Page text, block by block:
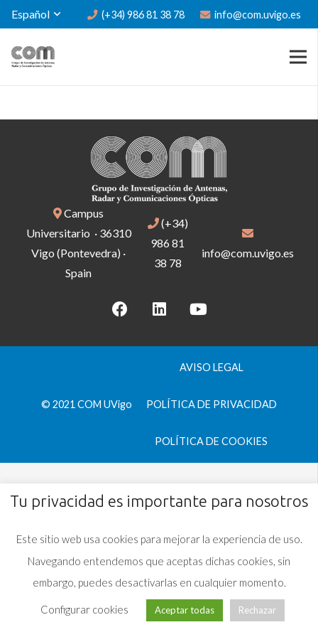
Español (+34) 986 81 38 78 info@com.uvigo.es
Campus
Universitario · 36310
Vigo (Pontevedra) ·
Spain
(+34)
986 81
38 78
info@com.uvigo.es
© 2021 COM UVigo
AVISO LEGAL
POLÍTICA DE PRIVACIDAD
POLÍTICA DE COOKIES
Tu privacidad es importante para nosotros
Este sitio web usa cookies para mejorar la experiencia de uso.
Navegando entendemos que aceptas dichas cookies, sin
embargo, puedes desactivarlas en cualquier momento.
Configurar cookies Aceptar todas Rechazar